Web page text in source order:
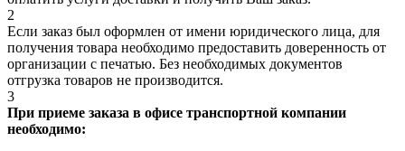
2
Если заказ был оформлен от имени юридического лица, для
получения товара необходимо предоставить доверенность от
организации с печатью. Без необходимых документов
отгрузка товаров не производится.
3
При приеме заказа в офисе транспортной компании
необходимо: